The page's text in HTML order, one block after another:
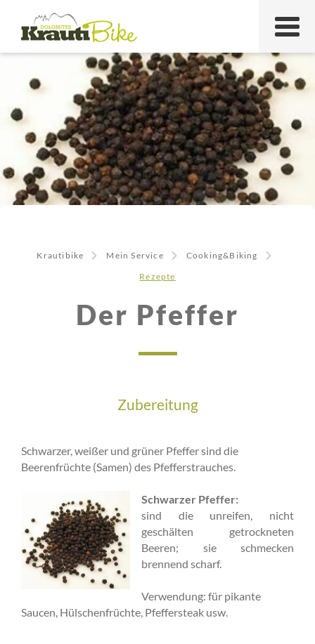
Krautibike Mein Service
Cooking&Biking
Rezepte
Der Pfeffer
Zubereitung
Schwarzer, weißer und grüner Pfeffer sind die
Beerenfrüchte (Samen) des Pfefferstrauches.
Schwarzer Pfeffer:
sind die unreifen, nicht
geschälten getrockneten
Beeren; sie schmecken
brennend scharf.
Verwendung: für pikante
Saucen, Hülschenfrüchte, Pfeffersteak usw.